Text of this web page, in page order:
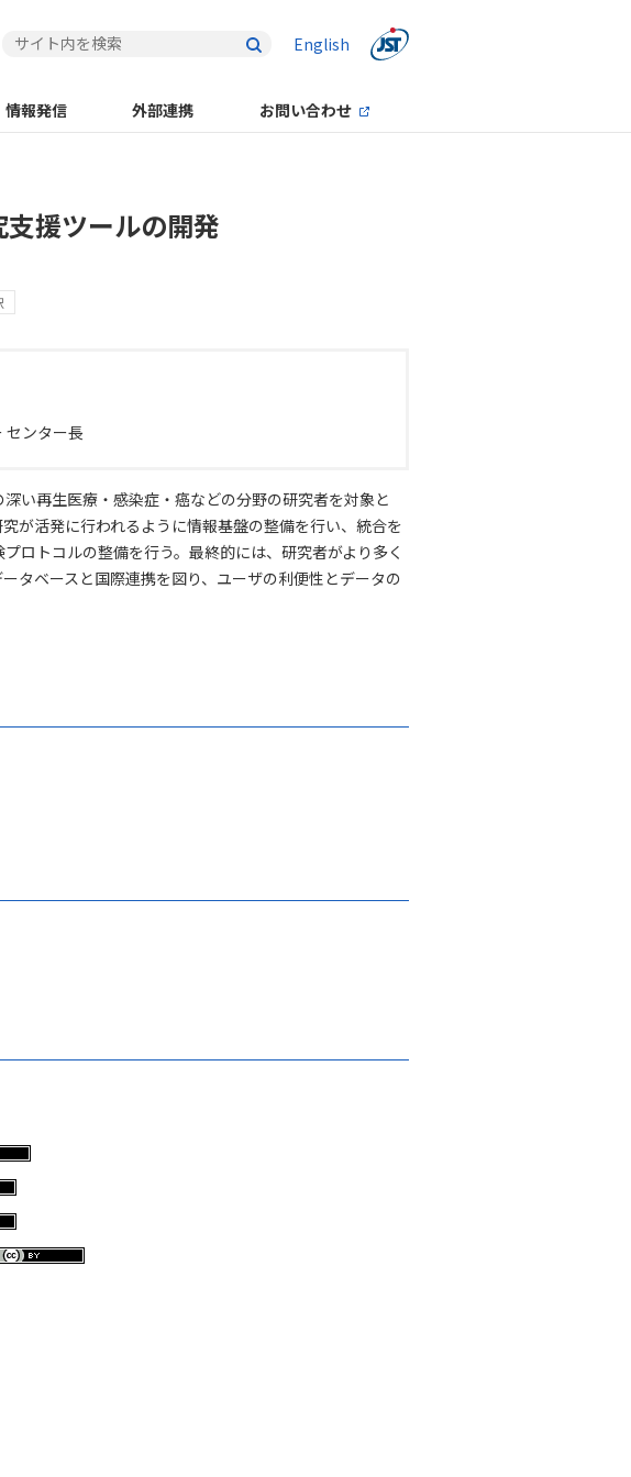
English
情報発信 外部連携 お問い合わせ
援ツールの開発
センター長
い再生医療・感染症・癌などの分野の研究者を対象と
が活発に行われるように情報基盤の整備を行い、統合を
ロトコルの整備を行う。最終的には、研究者がより多く
タベースと国際連携を図り、ユーザの利便性とデータの